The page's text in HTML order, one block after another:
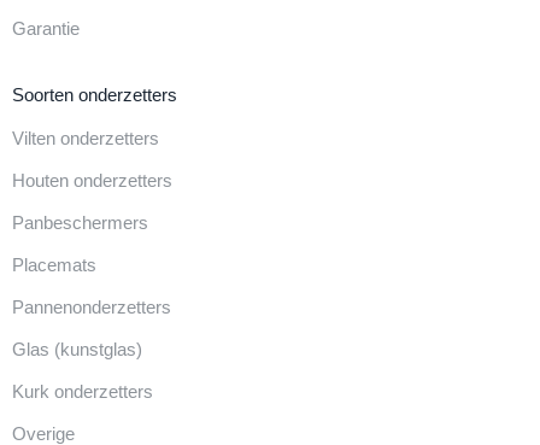
Garantie
Soorten onderzetters
Vilten onderzetters
Houten onderzetters
Panbeschermers
Placemats
Pannenonderzetters
Glas (kunstglas)
Kurk onderzetters
Overige